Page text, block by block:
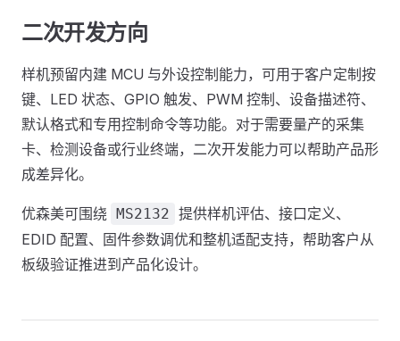
二次开发方向
样机预留内建 MCU 与外设控制能力，可用于客户定制按
键、LED 状态、GPIO 触发、PWM 控制、设备描述符、
默认格式和专用控制命令等功能。对于需要量产的采集
卡、检测设备或行业终端，二次开发能力可以帮助产品形
成差异化。
优森美可围绕 MS2132 提供样机评估、接口定义、
EDID 配置、固件参数调优和整机适配支持，帮助客户从
板级验证推进到产品化设计。